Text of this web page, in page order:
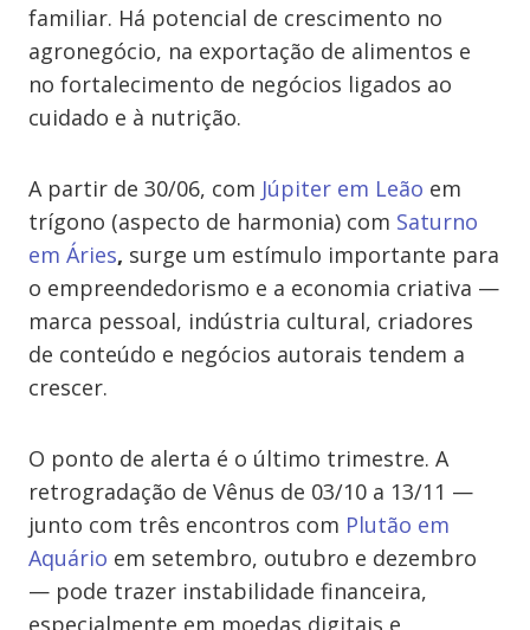
familiar. Há potencial de crescimento no
agronegócio, na exportação de alimentos e
no fortalecimento de negócios ligados ao
cuidado e à nutrição.
A partir de 30/06, com Júpiter em Leão em
trígono (aspecto de harmonia) com Saturno
em Áries, surge um estímulo importante para
o empreendedorismo e a economia criativa —
marca pessoal, indústria cultural, criadores
de conteúdo e negócios autorais tendem a
crescer.
O ponto de alerta é o último trimestre. A
retrogradação de Vênus de 03/10 a 13/11 —
junto com três encontros com Plutão em
Aquário em setembro, outubro e dezembro
— pode trazer instabilidade financeira,
especialmente em moedas digitais e